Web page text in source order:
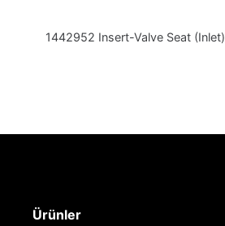
1442952 Insert-Valve Seat (Inlet)
Ürünler